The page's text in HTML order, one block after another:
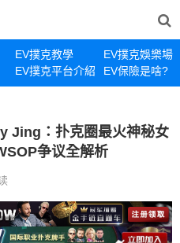
EV撲克教學
EV撲克娛樂場
EV撲克平台介紹 EV保險是啥?
Jing：扑克圈最火神秘女
争议全解析